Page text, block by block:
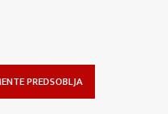
PREDSOBLJA